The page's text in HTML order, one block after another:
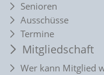
Senioren
Ausschüsse
Termine
Mitgliedschaft
Wer kann Mitglied